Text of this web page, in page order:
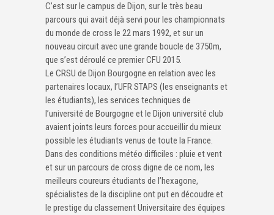
C’est sur le campus de Dijon, sur le très beau
parcours qui avait déjà servi pour les championnats
du monde de cross le 22 mars 1992, et sur un
nouveau circuit avec une grande boucle de 3750m,
que s’est déroulé ce premier CFU 2015.
Le CRSU de Dijon Bourgogne en relation avec les
partenaires locaux, l’UFR STAPS (les enseignants et
les étudiants), les services techniques de
l’université de Bourgogne et le Dijon université club
avaient joints leurs forces pour accueillir du mieux
possible les étudiants venus de toute la France.
Dans des conditions météo difficiles : pluie et vent
et sur un parcours de cross digne de ce nom, les
meilleurs coureurs étudiants de l’hexagone,
spécialistes de la discipline ont put en découdre et
le prestige du classement Universitaire des équipes